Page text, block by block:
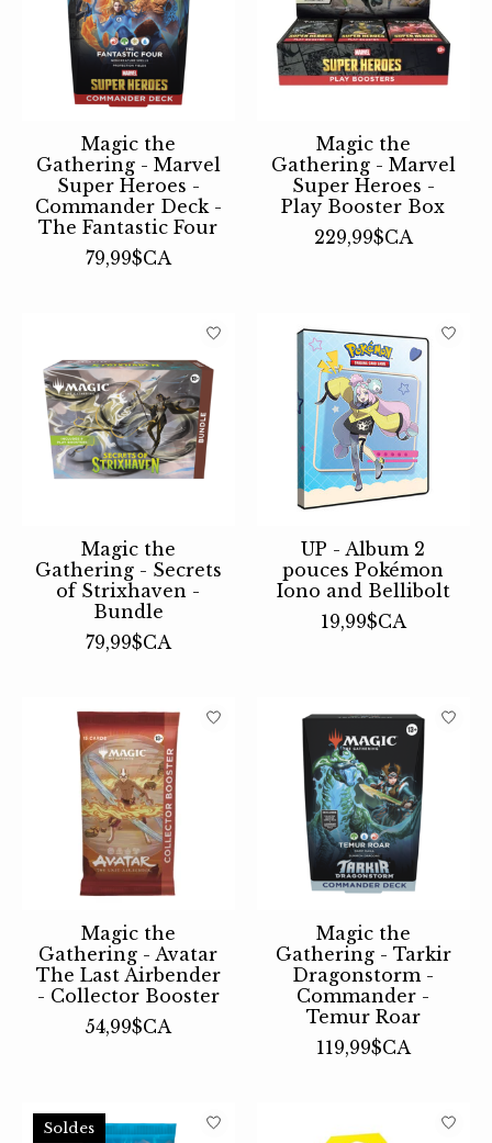
Magic the
Gathering - Marvel
Super Heroes -
Commander Deck -
The Fantastic Four
79,99$CA
Magic the
Gathering - Marvel
Super Heroes -
Play Booster Box
229,99$CA
Magic the
Gathering - Secrets
of Strixhaven -
Bundle
79,99$CA
UP - Album 2
pouces Pokémon
Iono and Bellibolt
19,99$CA
Magic the
Gathering - Avatar
The Last Airbender
- Collector Booster
54,99$CA
Magic the
Gathering - Tarkir
Dragonstorm -
Commander -
Temur Roar
119,99$CA
Soldes